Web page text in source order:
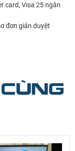
card, Visa 25 ngân
đơn giản duyệt